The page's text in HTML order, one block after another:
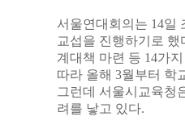
서울연대회의는 14일
교섭을 진행하기로
계대책 마련 등 14가
따라 올해 3월부터 학
그런데 서울시교육청
려를 낳고 있다.